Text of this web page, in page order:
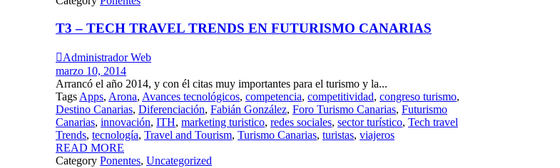
T3 – TECH TRAVEL TRENDS EN FUTURISMO CANARIAS
Administrador Web
marzo 10, 2014
Arrancó el año 2014, y con él citas muy importantes para el turismo y la...
Tags Apps, Arona, Avances tecnológicos, competencia, competitividad, congreso turismo,
Destino Canarias, Diferenciación, Fabián González, Foro Turismo Canarias, Futurismo
Canarias, innovación, ITH, marketing turistico, redes sociales, sector turístico, Tech travel
Trends, tecnología, Travel and Tourism, Turismo Canarias, turistas, viajeros
READ MORE
Category Ponentes, Uncategorized